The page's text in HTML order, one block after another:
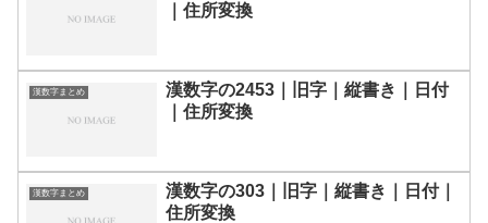
｜住所変換
漢数字まとめ
漢数字の2453｜旧字｜縦書き｜日付
｜住所変換
漢数字まとめ
漢数字の303｜旧字｜縦書き｜日付｜
住所変換